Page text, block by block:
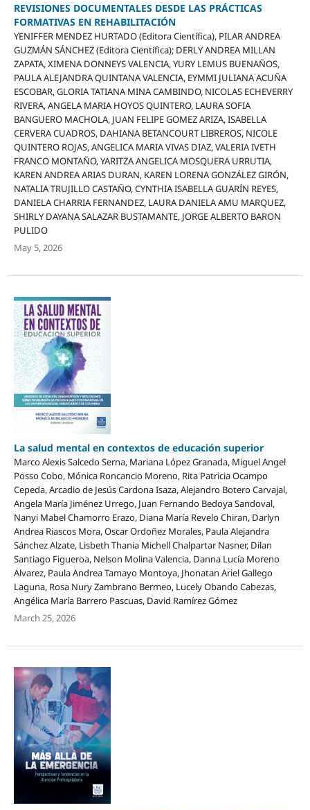
REVISIONES DOCUMENTALES DESDE LAS PRÁCTICAS
FORMATIVAS EN REHABILITACIÓN
YENIFFER MENDEZ HURTADO (Editora Científica), PILAR ANDREA
GUZMÁN SÁNCHEZ (Editora Científica); DERLY ANDREA MILLAN
ZAPATA, XIMENA DONNEYS VALENCIA, YURY LEMUS BUENAÑOS,
PAULA ALEJANDRA QUINTANA VALENCIA, EYMMI JULIANA ACUÑA
ESCOBAR, GLORIA TATIANA MINA CAMBINDO, NICOLAS ECHEVERRY
RIVERA, ANGELA MARIA HOYOS QUINTERO, LAURA SOFIA
BANGUERO MACHOLA, JUAN FELIPE GOMEZ ARIZA, ISABELLA
CERVERA CUADROS, DAHIANA BETANCOURT LIBREROS, NICOLE
QUINTERO ROJAS, ANGELICA MARIA VIVAS DIAZ, VALERIA IVETH
FRANCO MONTAÑO, YARITZA ANGELICA MOSQUERA URRUTIA,
KAREN ANDREA ARIAS DURAN, KAREN LORENA GONZÁLEZ GIRÓN,
NATALIA TRUJILLO CASTAÑO, CYNTHIA ISABELLA GUARÍN REYES,
DANIELA CHARRIA FERNANDEZ, LAURA DANIELA AMU MARQUEZ,
SHIRLY DAYANA SALAZAR BUSTAMANTE, JORGE ALBERTO BARON
PULIDO
May 5, 2026
La salud mental en contextos de educación superior
Marco Alexis Salcedo Serna, Mariana López Granada, Miguel Angel
Posso Cobo, Mónica Roncancio Moreno, Rita Patricia Ocampo
Cepeda, Arcadio de Jesús Cardona Isaza, Alejandro Botero Carvajal,
Angela María Jiménez Urrego, Juan Fernando Bedoya Sandoval,
Nanyi Mabel Chamorro Erazo, Diana María Revelo Chiran, Darlyn
Andrea Riascos Mora, Oscar Ordoñez Morales, Paula Alejandra
Sánchez Alzate, Lisbeth Thania Michell Chalpartar Nasner, Dilan
Santiago Figueroa, Nelson Molina Valencia, Danna Lucía Moreno
Alvarez, Paula Andrea Tamayo Montoya, Jhonatan Ariel Gallego
Laguna, Rosa Nury Zambrano Bermeo, Lucely Obando Cabezas,
Angélica María Barrero Pascuas, David Ramírez Gómez
March 25, 2026